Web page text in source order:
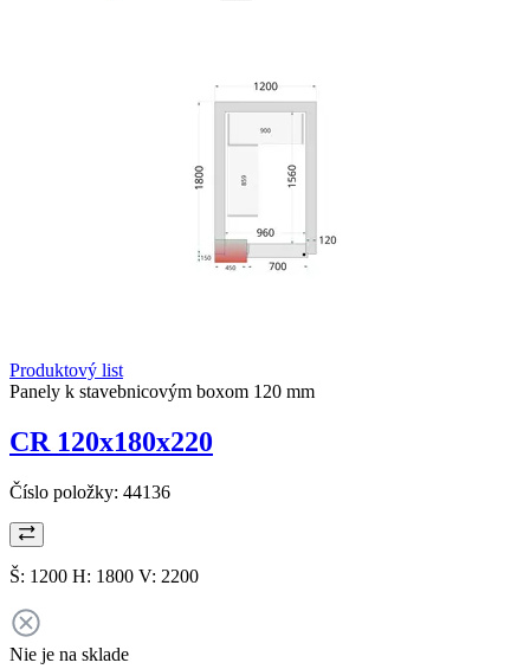
Produktový list
Panely k stavebnicovým boxom 120 mm
CR 120x180x220
Číslo položky: 44136
Š: 1200 H: 1800 V: 2200
Nie je na sklade